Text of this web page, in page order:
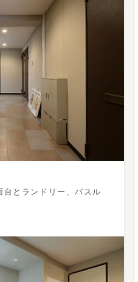
台とランドリー、バスル